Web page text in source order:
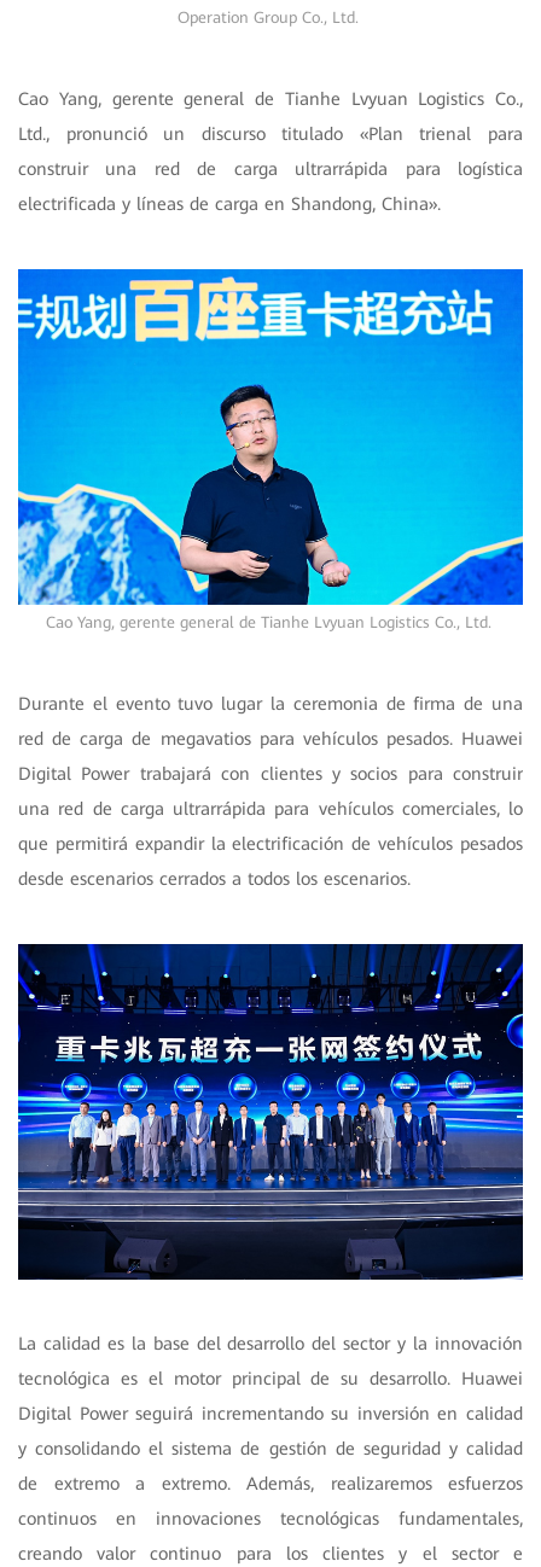
Operation Group Co., Ltd.
Cao Yang, gerente general de Tianhe Lvyuan Logistics Co.,
Ltd., pronunció un discurso titulado «Plan trienal para
construir una red de carga ultrarrápida para logística
electrificada y líneas de carga en Shandong, China».
Cao Yang, gerente general de Tianhe Lvyuan Logistics Co., Ltd.
Durante el evento tuvo lugar la ceremonia de firma de una
red de carga de megavatios para vehículos pesados. Huawei
Digital Power trabajará con clientes y socios para construir
una red de carga ultrarrápida para vehículos comerciales, lo
que permitirá expandir la electrificación de vehículos pesados
desde escenarios cerrados a todos los escenarios.
La calidad es la base del desarrollo del sector y la innovación
tecnológica es el motor principal de su desarrollo. Huawei
Digital Power seguirá incrementando su inversión en calidad
y consolidando el sistema de gestión de seguridad y calidad
de extremo a extremo. Además, realizaremos esfuerzos
continuos en innovaciones tecnológicas fundamentales,
creando valor continuo para los clientes y el sector e